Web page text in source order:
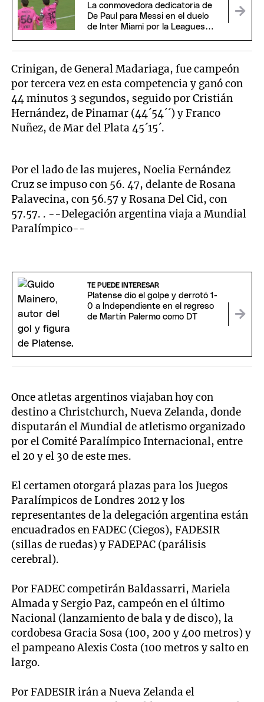
La conmovedora dedicatoria de
De Paul para Messi en el duelo
de Inter Miami por la Leagues
Crinigan, de General Madariaga, fue campeón
por tercera vez en esta competencia y ganó con
44 minutos 3 segundos, seguido por Cristián
Hernández, de Pinamar (44´54´´) y Franco
Nuñez, de Mar del Plata 45´15´.
Por el lado de las mujeres, Noelia Fernández
Cruz se impuso con 56. 47, delante de Rosana
Palavecina, con 56.57 y Rosana Del Cid, con
57.57. . --Delegación argentina viaja a Mundial
Paralímpico--
TE PUEDE INTERESAR
Platense dio el golpe y derrotó 1-
0 a Independiente en el regreso
de Martín Palermo como DT
Once atletas argentinos viajaban hoy con
destino a Christchurch, Nueva Zelanda, donde
disputarán el Mundial de atletismo organizado
por el Comité Paralímpico Internacional, entre
el 20 y el 30 de este mes.
El certamen otorgará plazas para los Juegos
Paralímpicos de Londres 2012 y los
representantes de la delegación argentina están
encuadrados en FADEC (Ciegos), FADESIR
(sillas de ruedas) y FADEPAC (parálisis
cerebral).
Por FADEC competirán Baldassarri, Mariela
Almada y Sergio Paz, campeón en el último
Nacional (lanzamiento de bala y de disco), la
cordobesa Gracia Sosa (100, 200 y 400 metros) y
el pampeano Alexis Costa (100 metros y salto en
largo.
Por FADESIR irán a Nueva Zelanda el